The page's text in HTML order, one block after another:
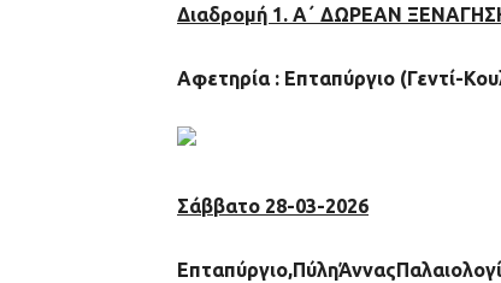
Διαδρομή 1. Α΄ ΔΩΡΕΑΝ
Αφετηρία : Επταπύργιο (Γεντί-
Σάββατο 28-03-2026